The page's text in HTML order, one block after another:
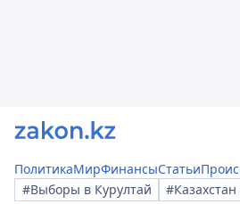
ПолитикаМирФинансыСтатьи
#Выборы в Курултай